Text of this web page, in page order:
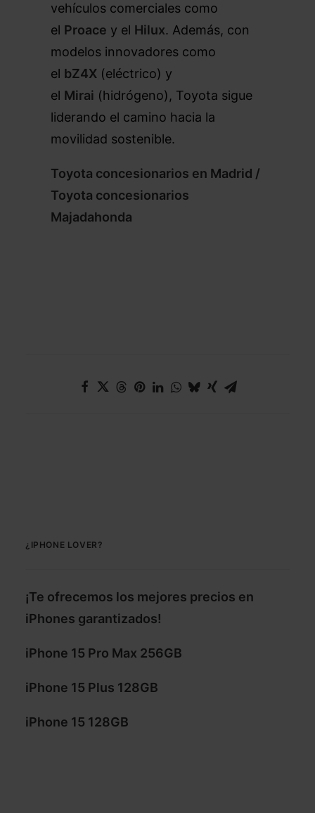
vehículos comerciales como
el Proace y el Hilux. Además, con
modelos innovadores como
el bZ4X (eléctrico) y
el Mirai (hidrógeno), Toyota sigue
liderando el camino hacia la
movilidad sostenible.
Toyota concesionarios en Madrid /
Toyota concesionarios
Majadahonda
¿IPHONE LOVER?
¡Te ofrecemos los mejores precios en
iPhones garantizados!
iPhone 15 Pro Max 256GB
iPhone 15 Plus 128GB
iPhone 15 128GB